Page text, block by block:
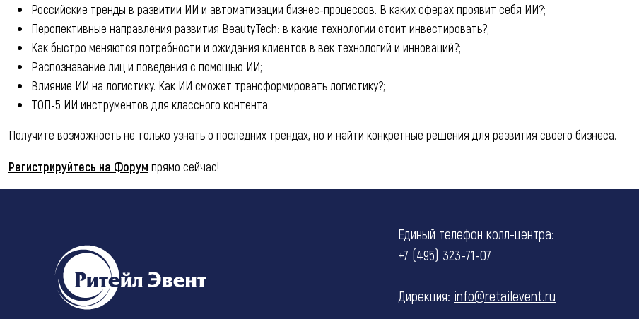
Российские тренды в развитии ИИ и автоматизации бизнес-процессов. В каких сферах проявит себя ИИ?;
Перспективные направления развития BeautyTech: в какие технологии стоит инвестировать?;
Как быстро меняются потребности и ожидания клиентов в век технологий и инноваций?;
Распознавание лиц и поведения с помощью ИИ;
Влияние ИИ на логистику. Как ИИ сможет трансформировать логистику?;
ТОП-5 ИИ инструментов для классного контента.
Получите возможность не только узнать о последних трендах, но и найти конкретные решения для развития своего бизнеса.
Регистрируйтесь на Форум прямо сейчас!
Единый телефон колл-центра:
+7 (495) 323-71-07
Дирекция: info@retailevent.ru